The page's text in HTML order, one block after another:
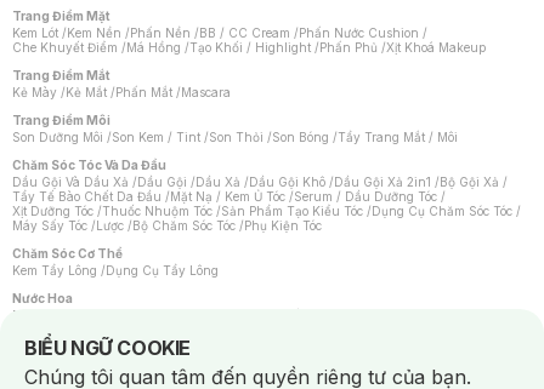
Trang Điểm Mặt
Kem Lót /Kem Nền /Phấn Nền /BB / CC Cream /Phấn Nước Cushion /
Che Khuyết Điểm /Má Hồng /Tạo Khối / Highlight /Phấn Phủ /Xịt Khoá Makeup
Trang Điểm Mắt
Kẻ Mày /Kẻ Mắt /Phấn Mắt /Mascara
Trang Điểm Môi
Son Dưỡng Môi /Son Kem / Tint /Son Thỏi /Son Bóng /Tẩy Trang Mắt / Môi
Chăm Sóc Tóc Và Da Đầu
Dầu Gội Và Dầu Xả /Dầu Gội /Dầu Xả /Dầu Gội Khô /Dầu Gội Xả 2in1 /Bộ Gội Xả /
Tẩy Tế Bào Chết Da Đầu /Mặt Nạ / Kem Ủ Tóc /Serum / Dầu Dưỡng Tóc /
Xịt Dưỡng Tóc /Thuốc Nhuộm Tóc /Sản Phẩm Tạo Kiểu Tóc /Dụng Cụ Chăm Sóc Tóc /
Máy Sấy Tóc /Lược /Bộ Chăm Sóc Tóc /Phụ Kiện Tóc
Chăm Sóc Cơ Thể
Kem Tẩy Lông /Dụng Cụ Tẩy Lông
Nước Hoa
Nước Hoa Nữ
Chăm Sóc Cá Nhân
Chống Muỗi /Khẩu Trang /Máy Massage/Mặt Nạ Xông Hơi /Nước Rửa Tay/
BIỂU NGỮ COOKIE
Notice about cookies usage
Chúng tôi quan tâm đến quyền riêng tư của bạn.